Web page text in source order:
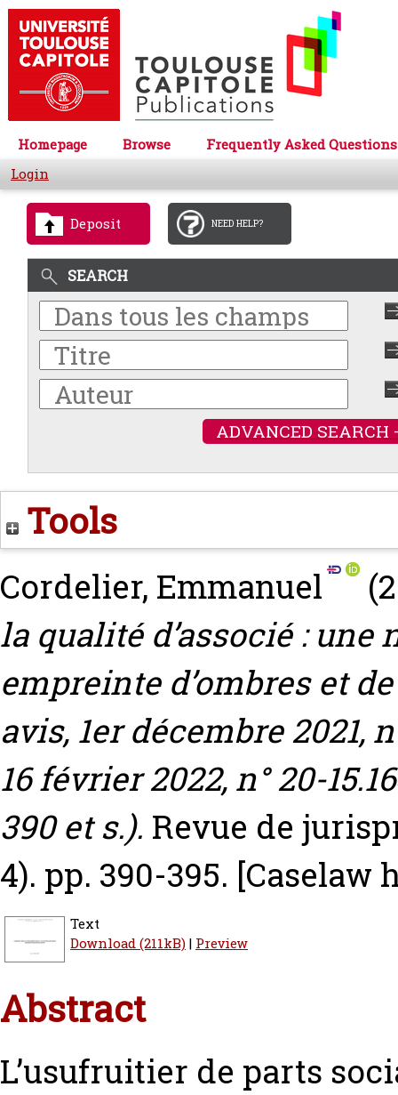
Homepage Browse
Frequently Asked Questions
Login
Deposit NEED HELP?
SEARCH
ADVANCED SEARCH
Tools
Cordelier, Emmanuel
la qualité d’associé :
empreinte d’ombres et
avis, 1er décembre 2021,
16 février 2022, n° 20-
390 et s.). Revue de
4). pp. 390-395. [Caselaw
Text
Download (211kB)| Preview
Abstract
L’usufruitier de parts